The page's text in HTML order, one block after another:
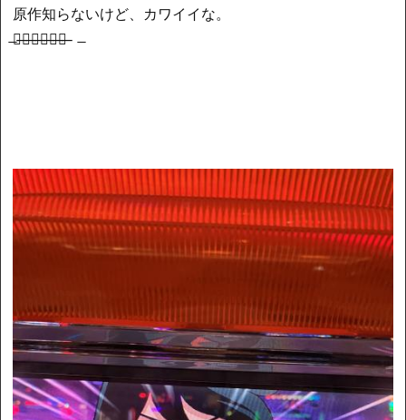
原作知らないけど、カワイイな。
̶良̶い̶太̶も̶も̶だ̶ ̶